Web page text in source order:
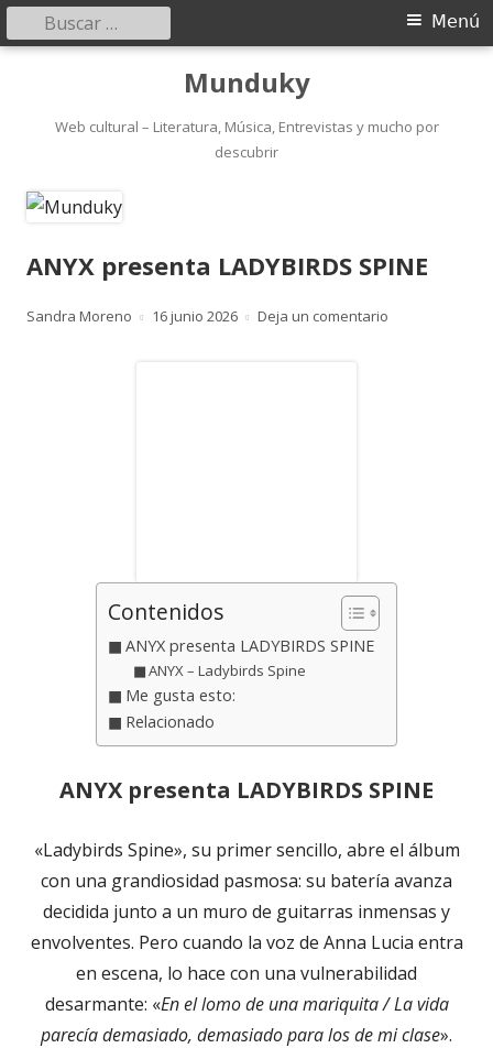
contenido
Munduky
Web cultural – Literatura, Música, Entrevistas y mucho por
descubrir
Menú
Menú
Buscar:
ANYX presenta LADYBIRDS SPINE
Autor
Sandra Moreno
Publicado
16 junio 2026 Deja un comentario
Contenidos
ANYX presenta LADYBIRDS SPINE
ANYX – Ladybirds Spine
Me gusta esto:
Relacionado
ANYX presenta LADYBIRDS SPINE
«Ladybirds Spine», su primer sencillo, abre el álbum
con una grandiosidad pasmosa: su batería avanza
decidida junto a un muro de guitarras inmensas y
envolventes. Pero cuando la voz de Anna Lucia entra
en escena, lo hace con una vulnerabilidad
desarmante: «En el lomo de una mariquita / La vida
parecía demasiado, demasiado para los de mi clase».